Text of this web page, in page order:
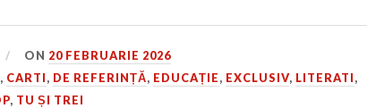
ON 20 FEBRUARIE 2026
, CARTI, DE REFERINȚĂ, EDUCAȚIE, EXCLUSIV, LITERATI,
, TU ȘI TREI